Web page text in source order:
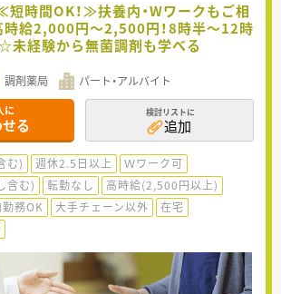
≪短時間OK！≫扶養内・Wワークもご相
給2,000円～2,500円！8時半～12時
未経験から無菌調剤も学べる
調剤薬局 パート・アルバイト
に
る
検討リストに
追加
む) 週休2.5日以上
Ｗワーク可
含む)
転勤なし
高時給(2,500円以上)
務OK 大手チェーン以外
在宅